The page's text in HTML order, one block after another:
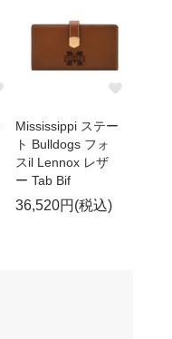
Mississippi ステー
ト Bulldogs フォ
スil Lennox レザ
ー Tab Bif
36,520円(税込)